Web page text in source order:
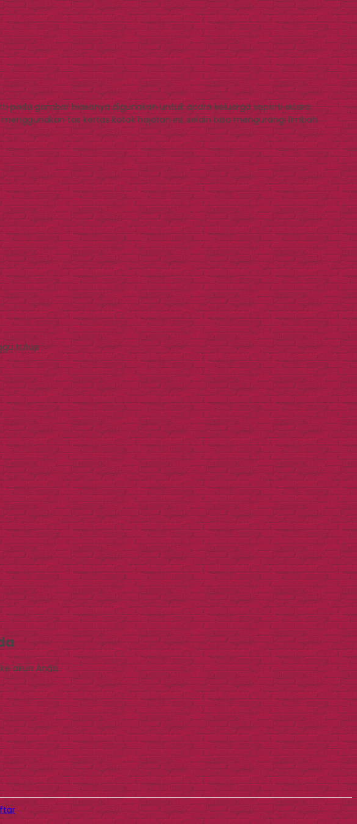
pada gambar biasanya digunakan untuk acara keluarga seperti acara
tas kertas kotak hajatan ini, selain bisa mengurangi limbah
tutup
akun Anda.